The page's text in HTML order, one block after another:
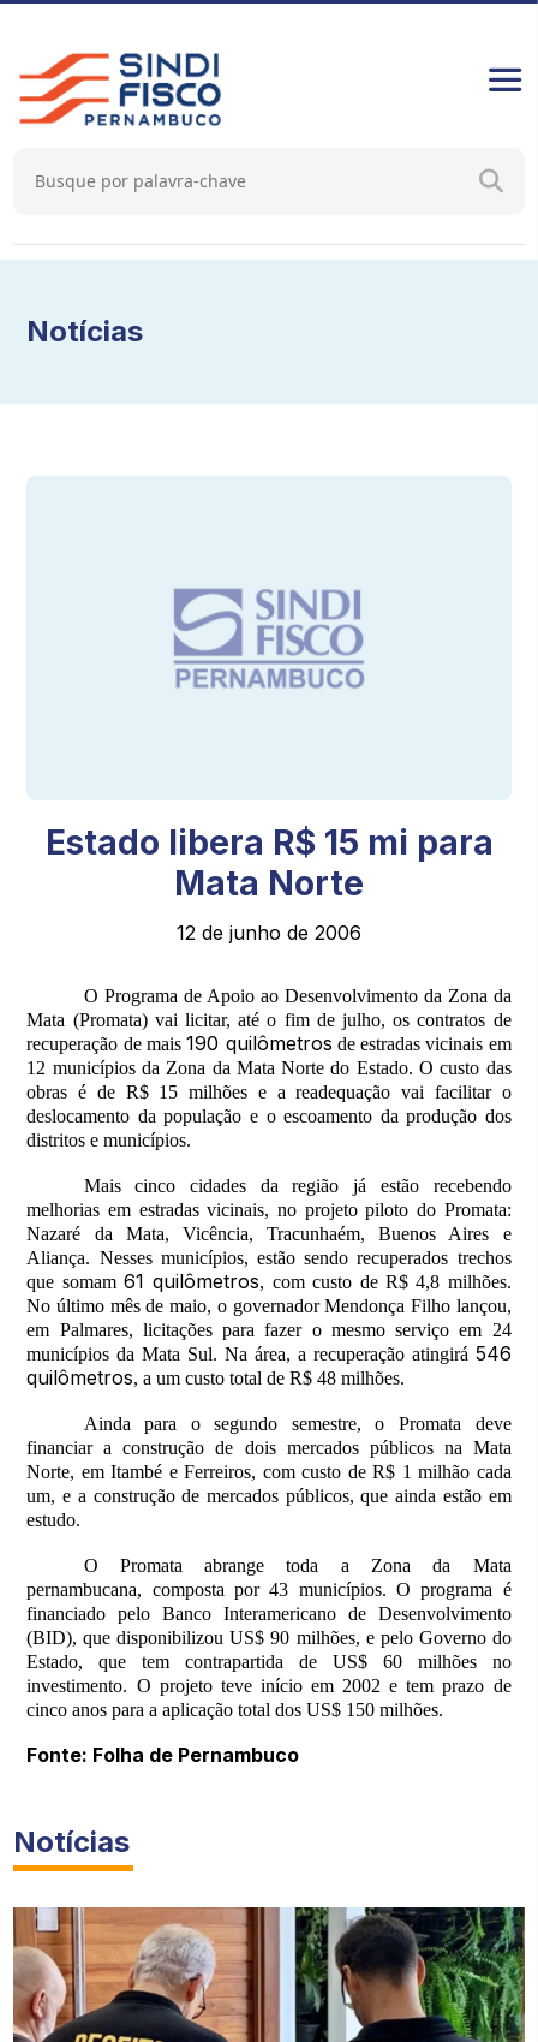
Notícias
Estado libera R$ 15 mi para
Mata Norte
12 de junho de 2006
O Programa de Apoio ao Desenvolvimento da Zona da
Mata (Promata) vai licitar, até o fim de julho, os contratos de
recuperação de mais190 quilômetros de estradas vicinais em
12 municípios da Zona da Mata Norte do Estado. O custo das
obras é de R$ 15 milhões e a readequação vai facilitar o
deslocamento da população e o escoamento da produção dos
distritos e municípios.
Mais cinco cidades da região já estão recebendo
melhorias em estradas vicinais, no projeto piloto do Promata:
Nazaré da Mata, Vicência, Tracunhaém, Buenos Aires e
Aliança. Nesses municípios, estão sendo recuperados trechos
que somam61 quilômetros, com custo de R$ 4,8 milhões.
No último mês de maio, o governador Mendonça Filho lançou,
em Palmares, licitações para fazer o mesmo serviço em 24
municípios da Mata Sul. Na área, a recuperação atingirá 546
quilômetros, a um custo total de R$ 48 milhões.
Ainda para o segundo semestre, o Promata deve
financiar a construção de dois mercados públicos na Mata
Norte, em Itambé e Ferreiros, com custo de R$ 1 milhão cada
um, e a construção de mercados públicos, que ainda estão em
estudo.
O Promata abrange toda a Zona da Mata
pernambucana, composta por 43 municípios. O programa é
financiado pelo Banco Interamericano de Desenvolvimento
(BID), que disponibilizou US$ 90 milhões, e pelo Governo do
Estado, que tem contrapartida de US$ 60 milhões no
investimento. O projeto teve início em 2002 e tem prazo de
cinco anos para a aplicação total dos US$ 150 milhões.
Fonte: Folha de Pernambuco
Notícias